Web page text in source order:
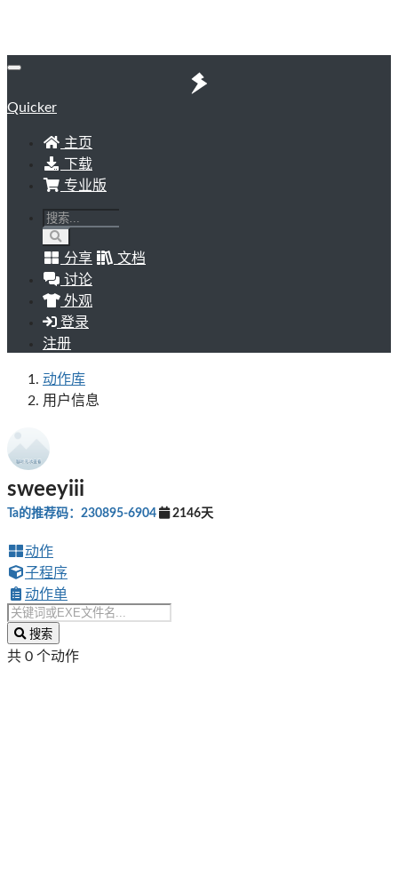
Quicker
主页
下载
专业版
分享
文档
讨论
外观
登录
注册
动作库
用户信息
sweeyiii
Ta的推荐码：230895-6904 2146天
动作
子程序
动作单
搜索
共 0 个动作